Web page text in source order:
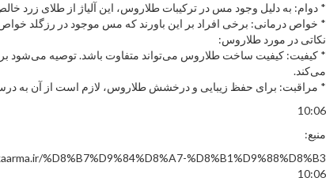
* دوام: به دلیل وجود مس در ترکیبات طلاروس، این آلیاژ از طلای زرد
* خواص درمانی: برخی افراد بر این باورند که مس موجود در رزگلد
نکاتی در مورد طلاروس:
می‌کند.
* مراقبت: برای حفظ زیبایی و درخشش طلاروس، لازم است از آن به درستی
10:06
منبع:
%D8%B7%D9%84%D8%A7-%D8%B1%D9%88%D8%B3
10:06